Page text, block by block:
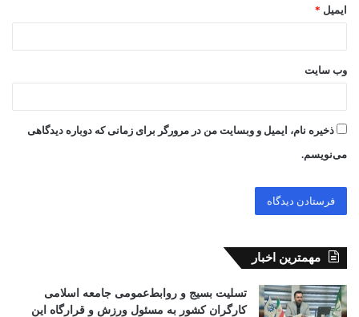
ایمیل *
وب‌ سایت
ذخیره نام، ایمیل و وبسایت من در مرورگر برای زمانی که دوباره دیدگاهی
می‌نویسم.
مهمترین اخبار
تسلیت بسیج و روابط‌عمومی جامعه اسلامی
کارگران کشور به مسئول ورزش و قرارگاه این